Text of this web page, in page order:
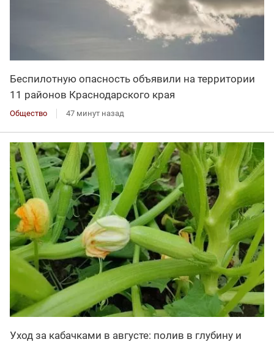
Беспилотную опасность объявили на территории
11 районов Краснодарского края
Общество 47 минут назад
Уход за кабачками в августе: полив в глубину и